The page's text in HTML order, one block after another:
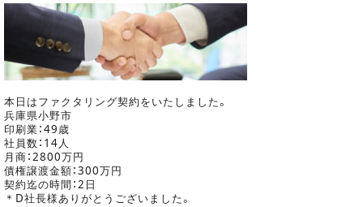
本日はファクタリング契約をいたしました。
兵庫県小野市
印刷業：49歳
社員数：14人
月商：2800万円
債権譲渡金額：300万円
契約迄の時間：2日
＊D社長様ありがとうございました。